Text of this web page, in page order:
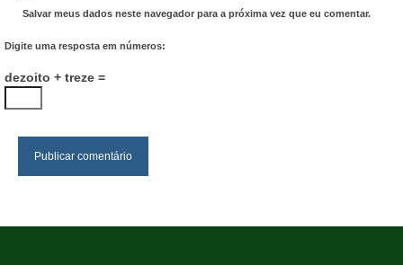
Salvar meus dados neste navegador para a próxima vez que eu comentar.
Digite uma resposta em números:
dezoito + treze =